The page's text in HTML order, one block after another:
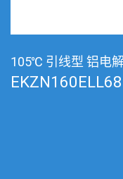
105℃ 引线型 铝电